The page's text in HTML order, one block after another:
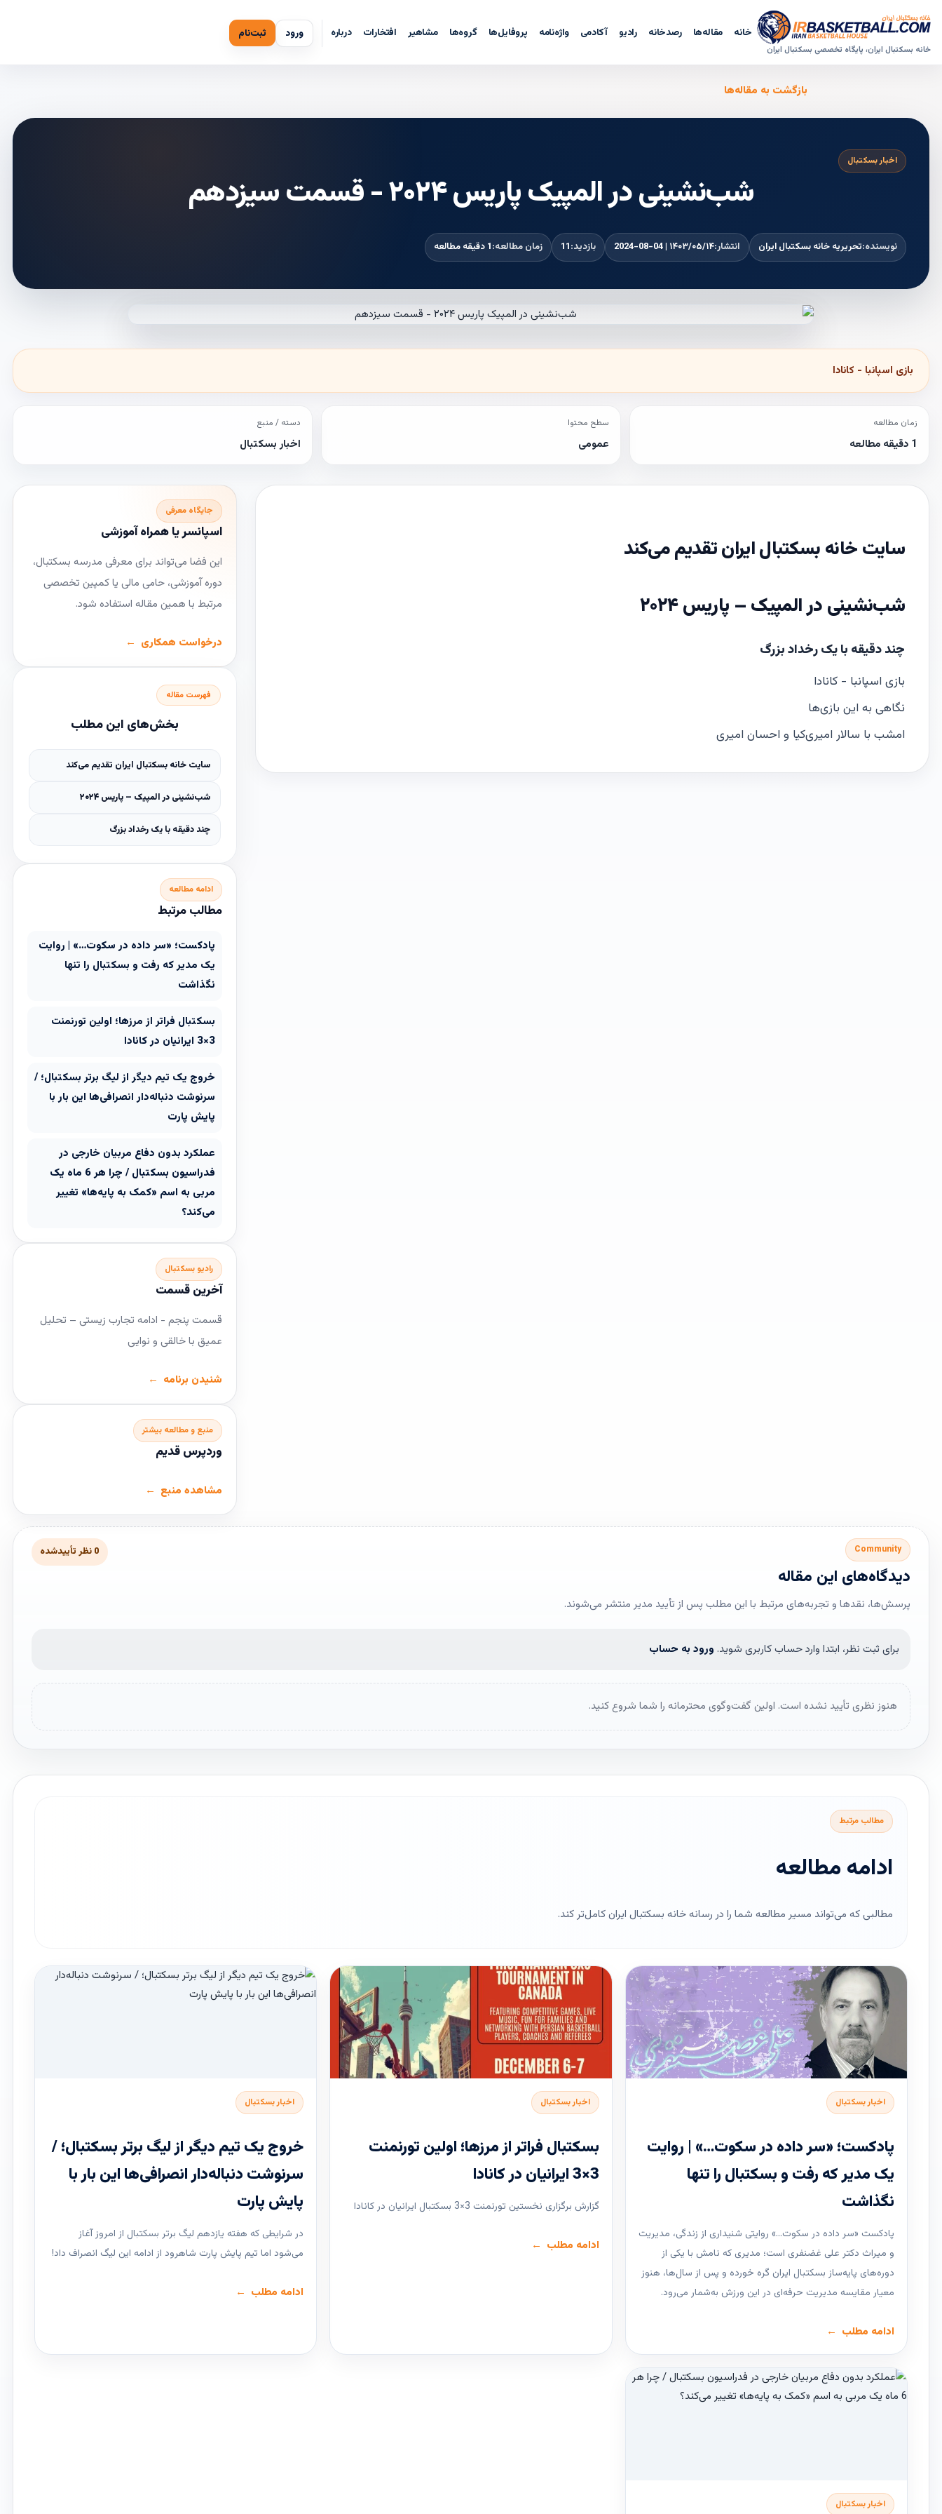
خانه بسکتبال ایران، پایگاه تخصصی بسکتبال ایران
خانه مقاله‌ها رصدخانه رادیو آکادمی واژه‌نامه پروفایل‌ها گروه‌ها مشاهیر افتخارات درباره ورود ثبت‌نام
بازگشت به مقاله‌ها
اخبار بسکتبال
شب‌نشینی در المپیک پاریس ۲۰۲۴ - قسمت سیزدهم
نویسنده:تحریریه خانه بسکتبال ایران انتشار:۱۴۰۳/۰۵/۱۴ | 2024-08-04 بازدید:11 زمان مطالعه:1 دقیقه مطالعه
بازی‌ اسپانبا - کانادا
زمان مطالعه
1 دقیقه مطالعه
سطح محتوا
عمومی
دسته / منبع
اخبار بسکتبال
سایت خانه بسکتبال ایران تقدیم می‌کند
شب‌نشینی در المپیک – پاریس ۲۰۲۴
چند دقیقه با یک رخداد بزرگ
بازی‌ اسپانبا - کانادا
نگاهی به این بازی‌ها
امشب با سالار امیری‌کیا و احسان امیری
جایگاه معرفی
اسپانسر یا همراه آموزشی
این فضا می‌تواند برای معرفی مدرسه بسکتبال،
دوره آموزشی، حامی مالی یا کمپین تخصصی
مرتبط با همین مقاله استفاده شود.
درخواست همکاری
فهرست مقاله
بخش‌های این مطلب
سایت خانه بسکتبال ایران تقدیم می‌کند
شب‌نشینی در المپیک – پاریس ۲۰۲۴
چند دقیقه با یک رخداد بزرگ
ادامه مطالعه
مطالب مرتبط
پادکست؛ «سر داده در سکوت…» | روایت
یک مدیر که رفت و بسکتبال را تنها
نگذاشت
بسکتبال فراتر از مرزها؛ اولین تورنمنت
3×3 ایرانیان در کانادا
خروج یک تیم دیگر از لیگ برتر بسکتبال؛ /
سرنوشت دنباله‌دار انصرافی‌ها این بار با
پایش پارت
عملکرد بدون دفاع مربیان خارجی در
فدراسیون بسکتبال / چرا هر 6 ماه یک
مربی به اسم «کمک به پایه‌ها» تغییر
می‌کند؟
رادیو بسکتبال
آخرین قسمت
قسمت پنجم - ادامه تجارب زیستی – تحلیل
عمیق با خالقی و نوایی
شنیدن برنامه
منبع و مطالعه بیشتر
وردپرس قدیم
مشاهده منبع
Community
دیدگاه‌های این مقاله
پرسش‌ها، نقدها و تجربه‌های مرتبط با این مطلب پس از تأیید مدیر منتشر می‌شوند.
0 نظر تأییدشده
برای ثبت نظر، ابتدا وارد حساب کاربری شوید. ورود به حساب
هنوز نظری تأیید نشده است. اولین گفت‌وگوی محترمانه را شما شروع کنید.
مطالب مرتبط
ادامه مطالعه
مطالبی که می‌تواند مسیر مطالعه شما را در رسانه خانه بسکتبال ایران کامل‌تر کند.
اخبار بسکتبال
پادکست؛ «سر داده در سکوت…» | روایت
یک مدیر که رفت و بسکتبال را تنها
نگذاشت
پادکست «سر داده در سکوت…» روایتی شنیداری از زندگی، مدیریت
و میراث دکتر علی غضنفری است؛ مدیری که نامش با یکی از
دوره‌های پایه‌ساز بسکتبال ایران گره خورده و پس از سال‌ها، هنوز
معیار مقایسه مدیریت حرفه‌ای در این ورزش به‌شمار می‌رود.
ادامه مطلب
اخبار بسکتبال
بسکتبال فراتر از مرزها؛ اولین تورنمنت
3×3 ایرانیان در کانادا
گزارش برگزاری نخستین تورنمنت 3×3 بسکتبال ایرانیان در کانادا
ادامه مطلب
اخبار بسکتبال
خروج یک تیم دیگر از لیگ برتر بسکتبال؛ /
سرنوشت دنباله‌دار انصرافی‌ها این بار با
پایش پارت
در شرایطی که هفته یازدهم لیگ ‌برتر بسکتبال از امروز آغاز
می‌شود اما تیم پایش پارت شاهرود از ادامه این لیگ انصراف داد!
ادامه مطلب
اخبار بسکتبال